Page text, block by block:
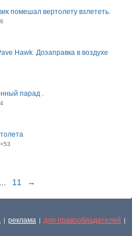
помешал вертолету взлететь.
Hawk. Дозаправка в воздухе
парад .
+53
11 →
| реклама | для правообладателей |